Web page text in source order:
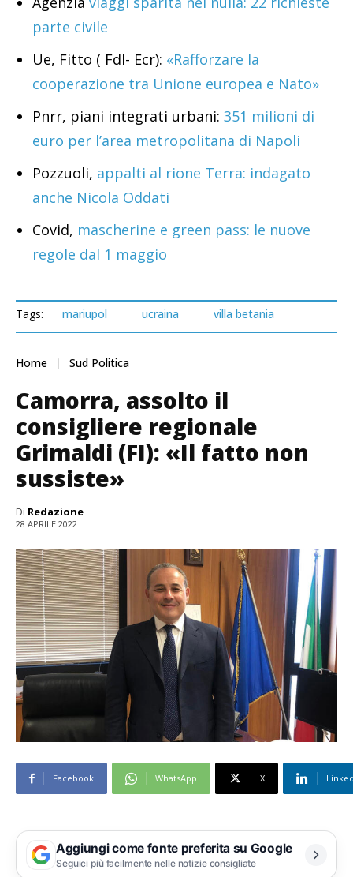
parte civile
Ue, Fitto ( FdI- Ecr): «Rafforzare la
cooperazione tra Unione europea e Nato»
Pnrr, piani integrati urbani: 351 milioni di
euro per l’area metropolitana di Napoli
Pozzuoli, appalti al rione Terra: indagato
anche Nicola Oddati
Covid, mascherine e green pass: le nuove
regole dal 1 maggio
Tags: mariupol ucraina villa betania
Home Sud Politica
Camorra, assolto il
consigliere regionale
Grimaldi (FI): «Il fatto non
sussiste»
Di Redazione
28 APRILE 2022
Facebook WhatsApp X
Aggiungi come fonte preferita su Google
Seguici più facilmente nelle notizie consigliate